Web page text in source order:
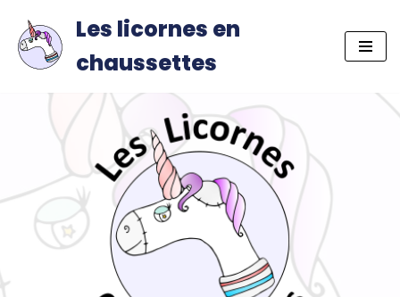
Aller
au
contenu
Les licornes en
chaussettes